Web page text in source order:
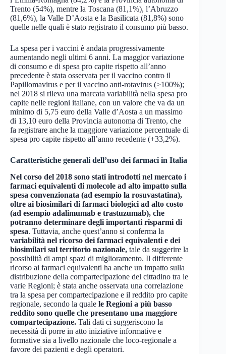
Trento (54%), mentre la Toscana (81,1%), l’Abruzzo
(81,6%), la Valle D’Aosta e la Basilicata (81,8%) sono
quelle nelle quali è stato registrato il consumo più basso.
La spesa per i vaccini è andata progressivamente
aumentando negli ultimi 6 anni. La maggior variazione
di consumo e di spesa pro capite rispetto all’anno
precedente è stata osservata per il vaccino contro il
Papillomavirus e per il vaccino anti-rotavirus (>100%);
nel 2018 si rileva una marcata variabilità nella spesa pro
capite nelle regioni italiane, con un valore che va da un
minimo di 5,75 euro della Valle d’Aosta a un massimo
di 13,10 euro della Provincia autonoma di Trento, che
fa registrare anche la maggiore variazione percentuale di
spesa pro capite rispetto all’anno recedente (+33,2%).
Caratteristiche generali dell’uso dei farmaci in Italia
Nel corso del 2018 sono stati introdotti nel mercato i
farmaci equivalenti di molecole ad alto impatto sulla
spesa convenzionata (ad esempio la rosuvastatina),
oltre ai biosimilari di farmaci biologici ad alto costo
(ad esempio adalimumab e trastuzumab), che
potranno determinare degli importanti risparmi di
spesa. Tuttavia, anche quest’anno si conferma la
variabilità nel ricorso dei farmaci equivalenti e dei
biosimilari sul territorio nazionale, tale da suggerire la
possibilità di ampi spazi di miglioramento. Il differente
ricorso ai farmaci equivalenti ha anche un impatto sulla
distribuzione della compartecipazione del cittadino tra le
varie Regioni; è stata anche osservata una correlazione
tra la spesa per compartecipazione e il reddito pro capite
regionale, secondo la quale le Regioni a più basso
reddito sono quelle che presentano una maggiore
compartecipazione. Tali dati ci suggeriscono la
necessità di porre in atto iniziative informative e
formative sia a livello nazionale che loco-regionale a
favore dei pazienti e degli operatori.